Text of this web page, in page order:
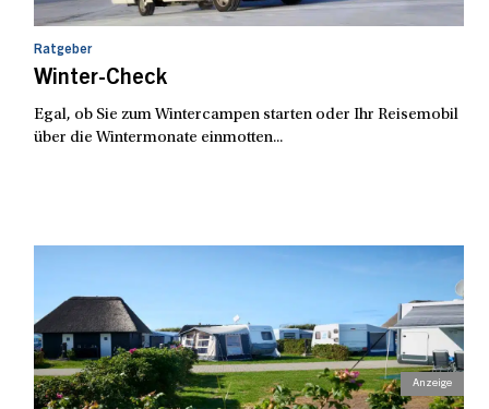
Ratgeber
Winter-Check
Egal, ob Sie zum Wintercampen starten oder Ihr Reisemobil
über die Wintermonate einmotten...